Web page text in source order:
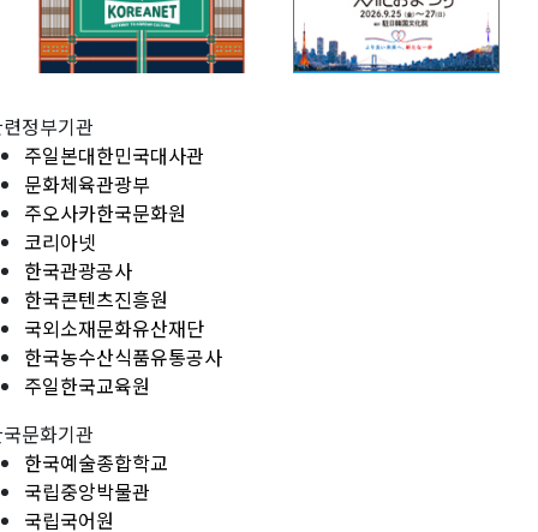
정부기관
주일본대한민국대사관
문화체육관광부
주오사카한국문화원
코리아넷
한국관광공사
한국콘텐츠진흥원
국외소재문화유산재단
한국농수산식품유통공사
주일한국교육원
문화기관
한국예술종합학교
국립중앙박물관
국립국어원